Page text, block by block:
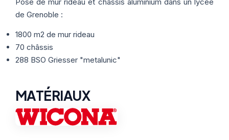
Nos Formules ACTUALITÉS
de Grenoble :
1800 m2 de mur rideau
70 châssis
288 BSO Griesser "metalunic"
MATÉRIAUX